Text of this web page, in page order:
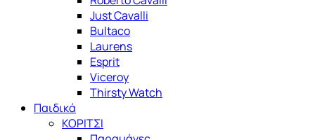
Just Cavalli
Bultaco
Laurens
Esprit
Viceroy
Thirsty Watch
Παιδικά
ΚΟΡΙΤΣΙ